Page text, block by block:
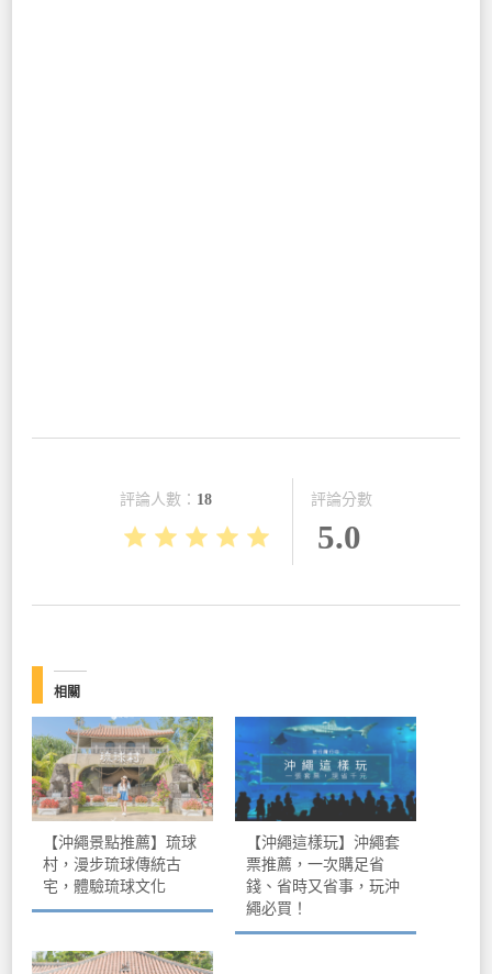
評論人數： 18 評論分數
5.0
相關
【沖繩景點推薦】琉球
村，漫步琉球傳統古
宅，體驗琉球文化
【沖繩這樣玩】沖繩套
票推薦，一次購足省
錢、省時又省事，玩沖
繩必買！